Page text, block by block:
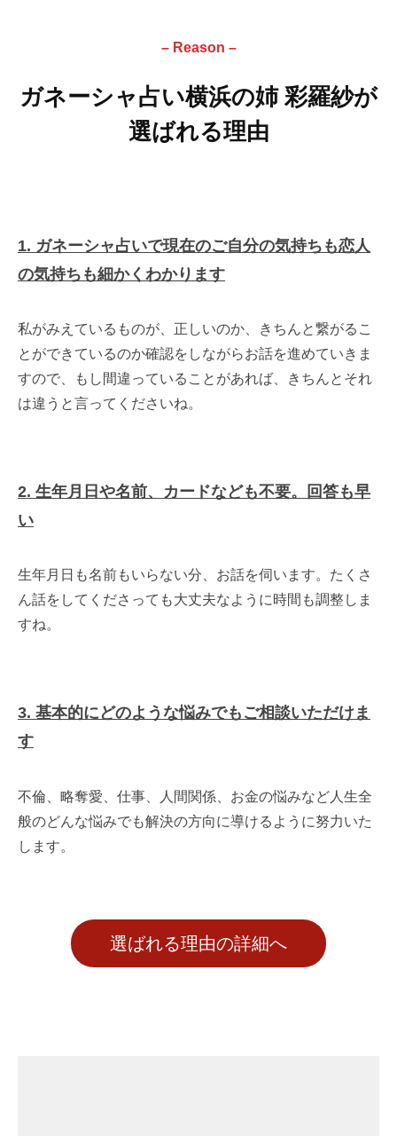
– Reason –
ガネーシャ占い横浜の姉 彩羅紗が
選ばれる理由
1. ガネーシャ占いで現在のご自分の気持ちも恋人
の気持ちも細かくわかります
私がみえているものが、正しいのか、きちんと繋がるこ
とができているのか確認をしながらお話を進めていきま
すので、もし間違っていることがあれば、きちんとそれ
は違うと言ってくださいね。
2. 生年月日や名前、カードなども不要。回答も早
い
生年月日も名前もいらない分、お話を伺います。たくさ
ん話をしてくださっても大丈夫なように時間も調整しま
すね。
3. 基本的にどのような悩みでもご相談いただけま
す
不倫、略奪愛、仕事、人間関係、お金の悩みなど人生全
般のどんな悩みでも解決の方向に導けるように努力いた
します。
選ばれる理由の詳細へ